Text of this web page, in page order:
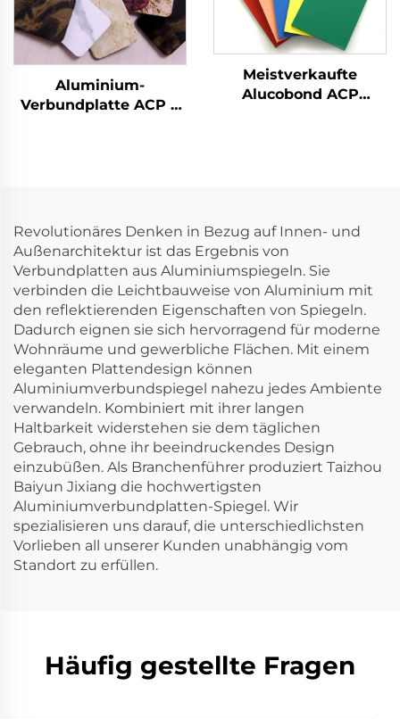
Aluminium-
Verbundplatte ACP 4
Meistverkaufte
Alucobond ACP
Revolutionäres Denken in Bezug auf Innen- und
Außenarchitektur ist das Ergebnis von
Verbundplatten aus Aluminiumspiegeln. Sie
verbinden die Leichtbauweise von Aluminium mit
den reflektierenden Eigenschaften von Spiegeln.
Dadurch eignen sie sich hervorragend für moderne
Wohnräume und gewerbliche Flächen. Mit einem
eleganten Plattendesign können
Aluminiumverbundspiegel nahezu jedes Ambiente
verwandeln. Kombiniert mit ihrer langen
Haltbarkeit widerstehen sie dem täglichen
Gebrauch, ohne ihr beeindruckendes Design
einzubüßen. Als Branchenführer produziert Taizhou
Baiyun Jixiang die hochwertigsten
Aluminiumverbundplatten-Spiegel. Wir
spezialisieren uns darauf, die unterschiedlichsten
Vorlieben all unserer Kunden unabhängig vom
Standort zu erfüllen.
Häufig gestellte Fragen